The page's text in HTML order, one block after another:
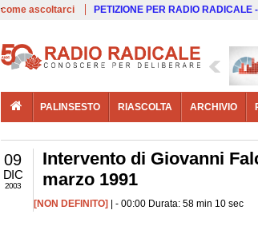
come ascoltarci PETIZIONE PER RADIO RADICALE
PALINSESTO RIASCOLTA ARCHIVIO
09
DIC
2003
Intervento di Giovanni
marzo 1991
[NON DEFINITO] | - 00:00 Durata: 58 min 10 sec